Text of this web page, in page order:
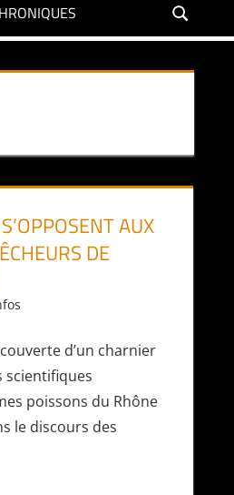
AUX
DE
d’un charnier
scientifiques
poissons du Rhône
le discours des